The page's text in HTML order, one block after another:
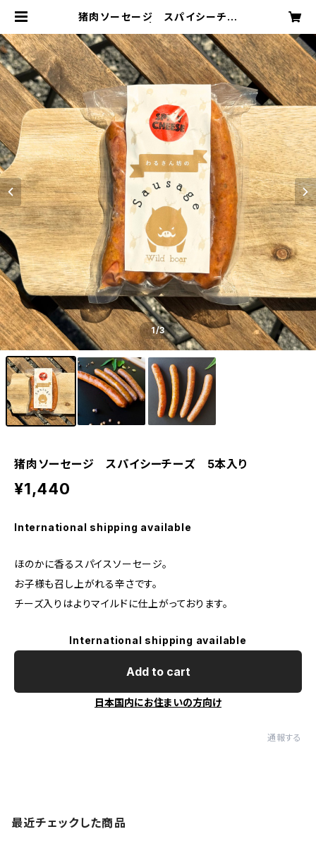
猪肉ソーセージ スパイシーチー
1/3
猪肉ソーセージ スパイシーチーズ 5本入り
¥1,440
International shipping available
ほのかに香るスパイスソーセージ。
お子様も召し上がれる辛さです。
チーズ入りはよりマイルドに仕上がっております。
International shipping available
Add to cart
日本国内にお住まいの方向け
通報する
最近チェックした商品